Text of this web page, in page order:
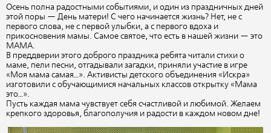
Осень полна радостными событиями, и один из праздничных дней
этой поры — День матери! С чего начинается жизнь? Нет, не с
первого слова, не с первой улыбки, а с первого вдоха и
прикосновения мамы. Самое святое, что есть в нашей жизни — это
МАМА.
В преддверии этого доброго праздника ребята читали стихи о
маме, пели песни, отгадывали загадки, приняли участие в игре
«Моя мама самая…». Активисты детского объединения «Искра»
изготовили с обучающимися начальных классов открытку «Мама
это…».
Пусть каждая мама чувствует себя счастливой и любимой. Желаем
крепкого здоровья, благополучия и радости в каждом новом дне!